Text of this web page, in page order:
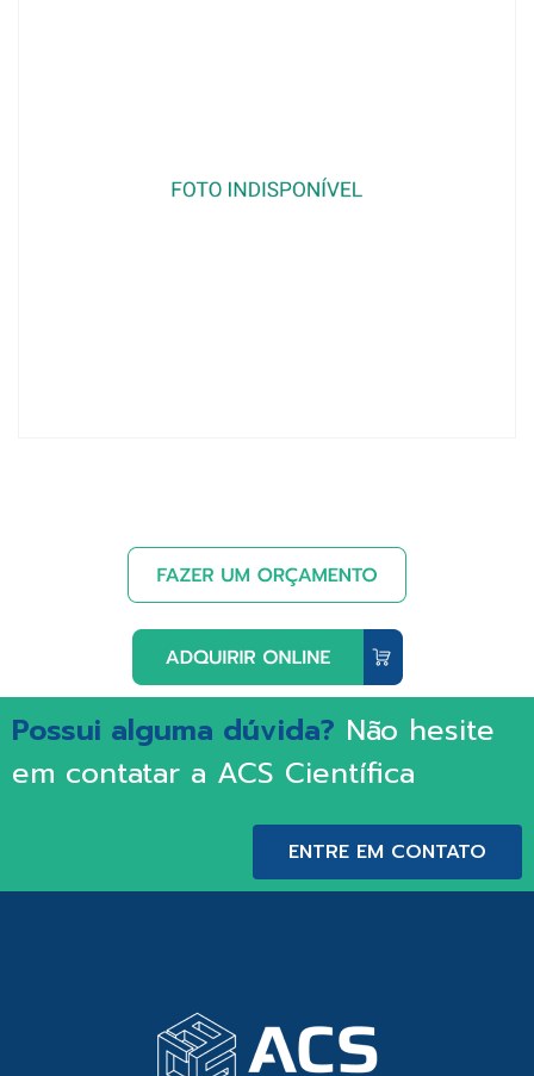
Possui alguma dúvida? Não hesite
em contatar a ACS Científica
ENTRE EM CONTATO